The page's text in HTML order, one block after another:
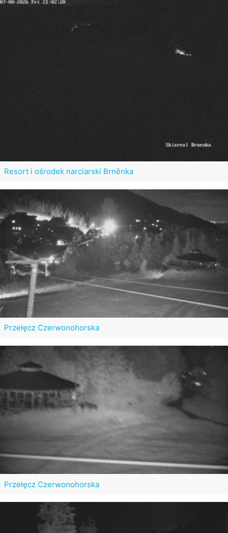
Resort i ośrodek narciarski Brněnka
Przełęcz Czerwonohorska
Przełęcz Czerwonohorska